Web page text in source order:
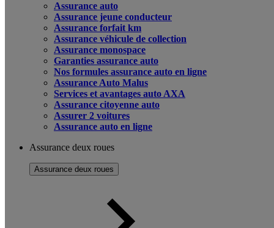
Assurance auto
Assurance jeune conducteur
Assurance forfait km
Assurance véhicule de collection
Assurance monospace
Garanties assurance auto
Nos formules assurance auto en ligne
Assurance Auto Malus
Services et avantages auto AXA
Assurance citoyenne auto
Assurer 2 voitures
Assurance auto en ligne
Assurance deux roues
Assurance deux roues